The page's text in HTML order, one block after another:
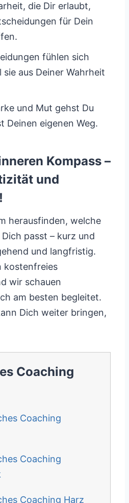
die Dir erlaubt,
für Dein
fühlen sich
aus Deiner Wahrheit
und Mut gehst Du
Deinen eigenen Weg.
Kompass –
und
herausfinden, welche
passt – kurz und
und langfristig.
kostenfreies
wir schauen
am besten begleitet.
Dich weiter bringen,
Coaching
Coaching
Coaching
Coaching Harz